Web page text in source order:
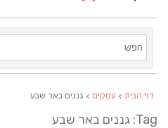
דף הבית>עסקים> גננים באר שבע
Tag: גננים באר שבע